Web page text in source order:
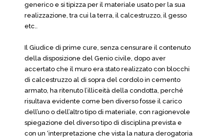
generico e si tipizza per il materiale usato per la sua
realizzazione, tra cui la terra, il calcestruzzo, il gesso
etc..
Il Giudice di prime cure, senza censurare il contenuto
della disposizione del Genio civile, dopo aver
accertato che il muro era stato realizzato con blocchi
di calcestruzzo al di sopra del cordolo in cemento
armato, ha ritenuto l’illiceità della condotta, perché
risultava evidente come ben diverso fosse il carico
dell’uno o dell’altro tipo di materiale, con ragionevole
spiegazione del diverso tipo di disciplina prevista e
con un ‘interpretazione che vista la natura derogatoria